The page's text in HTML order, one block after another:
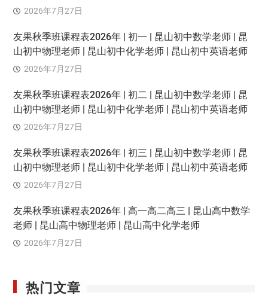
2026年7月27日
友果秋季班课程表2026年 | 初一 | 昆山初中数学老师 | 昆
山初中物理老师 | 昆山初中化学老师 | 昆山初中英语老师
2026年7月27日
友果秋季班课程表2026年 | 初二 | 昆山初中数学老师 | 昆
山初中物理老师 | 昆山初中化学老师 | 昆山初中英语老师
2026年7月27日
友果秋季班课程表2026年 | 初三 | 昆山初中数学老师 | 昆
山初中物理老师 | 昆山初中化学老师 | 昆山初中英语老师
2026年7月27日
友果秋季班课程表2026年 | 高一高二高三 | 昆山高中数学
老师 | 昆山高中物理老师 | 昆山高中化学老师
2026年7月27日
热门文章